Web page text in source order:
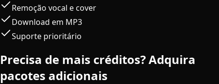
Remoção vocal e cover
Download em MP3
Suporte prioritário
Precisa de mais créditos? Adquira
pacotes adicionais